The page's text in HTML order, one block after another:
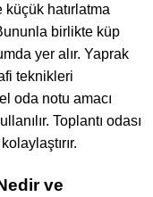
hatırlatma
birlikte küp
yer alır. Yaprak
teknikleri
oda notu amacı
Toplantı odası
ve